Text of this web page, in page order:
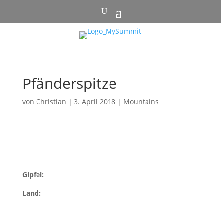
Pfänderspitze
von Christian | 3. April 2018| Mountains
Gipfel:
Land: